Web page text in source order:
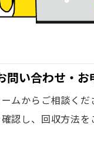
問い合わせ・お
ムからご相談く
認し、回収方法を